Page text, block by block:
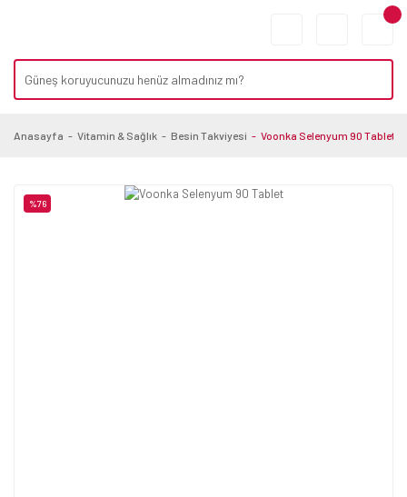
Anasayfa Vitamin & Sağlık Besin Takviyesi Voonka Selenyum 90 Tablet
%76